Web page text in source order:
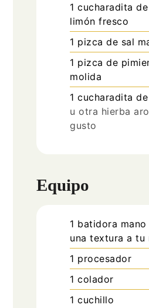
1 cucharadita
limón fresco
1 pizca de sal
1 pizca de
molida
1 cucharadita
u otra hierba
gusto
Equipo
1 batidora mano
una textura a tu
1 procesador
1 colador
1 cuchillo